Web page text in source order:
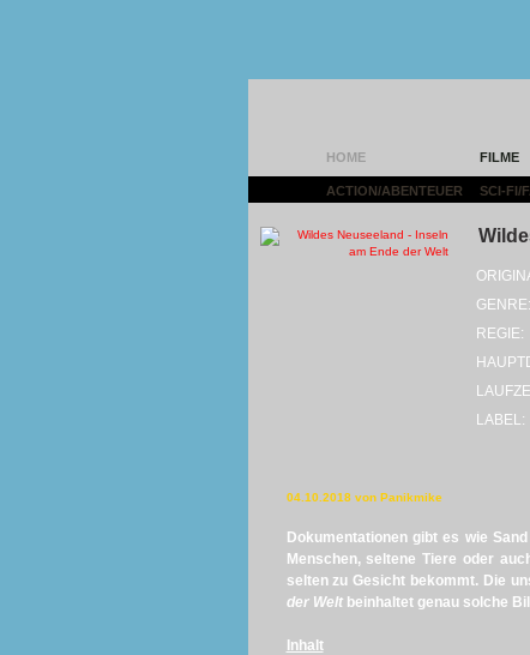
HOME FILME
ACTION/ABENTEUER SCI-FI/
GENRE:
REGIE:
LABEL:
04.10.2018 von Panikmike
Dokumentationen gibt es wie
Menschen, seltene Tiere oder
selten zu Gesicht bekommt. Die
der Weltbeinhaltet genau solche
Inhalt